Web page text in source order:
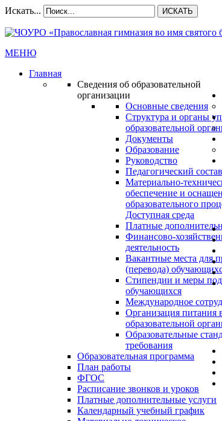
Искать... ИСКАТЬ
МЕНЮ
Главная
Сведения об образовательной
организации
Основные сведения
Структура и органы
образовательной
Документы
Образование
Руководство
Педагогический состав
Материально-
обеспечение и
образовательного
Доступная среда
Платные
Финансово-
деятельность
Вакантные места для
(перевода)
Стипендии и меры
обучающихся
Международное
Организация питания
образовательной
Образовательные
требования
Образовательная программа
План работы
ФГОС
Расписание звонков и уроков
Платные дополнительные услуги
Календарный учебный график